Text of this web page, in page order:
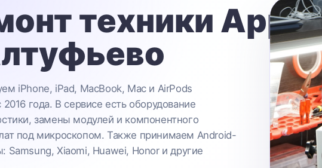
техники Apple
iPhone, iPad, MacBook, Mac и AirPods
года. В сервисе есть оборудование
замены модулей и компонентного
под микроскопом. Также принимаем Android-
Samsung, Xiaomi, Huawei, Honor и другие